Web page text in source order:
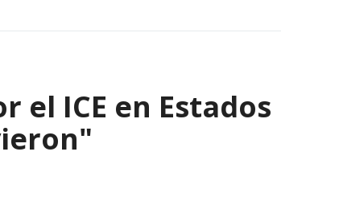
ICE en Estados